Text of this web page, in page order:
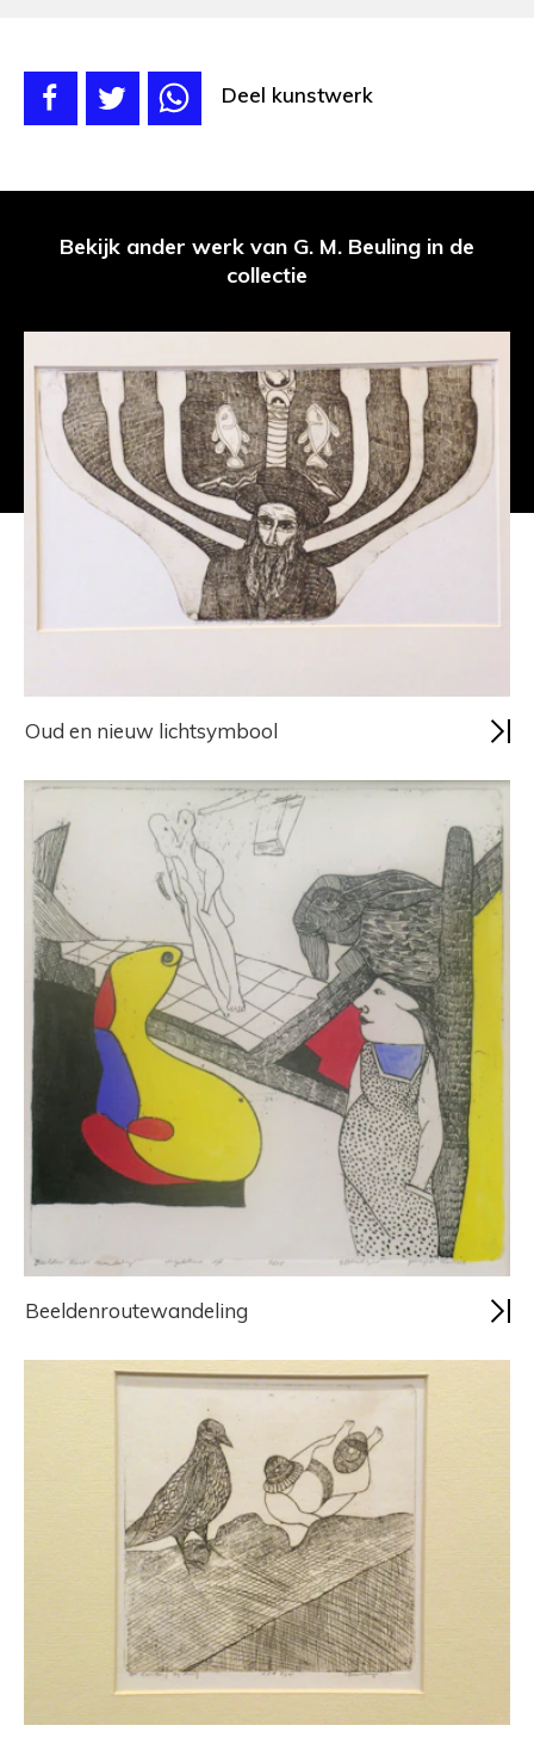
Deel kunstwerk
Bekijk ander werk van G. M. Beuling in de
collectie
Oud en nieuw lichtsymbool
Beeldenroutewandeling